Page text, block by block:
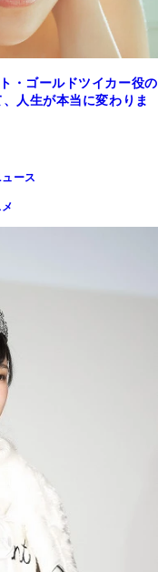
・ゴールドツイカー役の
人生が本当に変わりま
ース